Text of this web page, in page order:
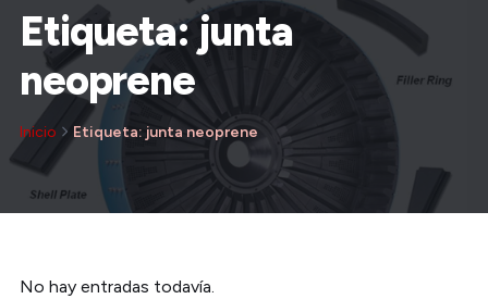
Etiqueta: junta
neoprene
Inicio Etiqueta: junta neoprene
No hay entradas todavía.